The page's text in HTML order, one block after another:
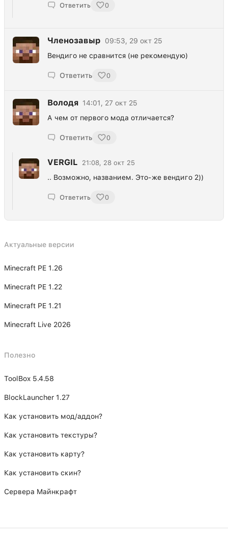
Ответить 0
Членозавыр
09:53, 29 окт 25
Вендиго не сравнится (не рекомендую)
Ответить 0
Володя 14:01, 27 окт 25
А чем от первого мода отличается?
Ответить 0
VERGIL 21:08, 28 окт 25
.. Возможно, названием. Это-же вендиго 2))
Ответить 0
Актуальные версии
Minecraft PE 1.26
Minecraft PE 1.22
Minecraft PE 1.21
Minecraft Live 2026
Полезно
ToolBox 5.4.58
BlockLauncher 1.27
Как установить мод/аддон?
Как установить текстуры?
Как установить карту?
Как установить скин?
Сервера Майнкрафт